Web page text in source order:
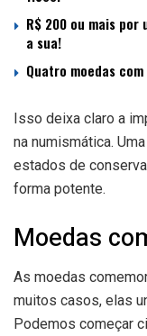
R$ 200 ou mais por
a sua!
Quatro moedas com
Isso deixa claro a
na numismática.
estados de
forma potente.
Moedas
As moedas
muitos casos, elas
Podemos começar